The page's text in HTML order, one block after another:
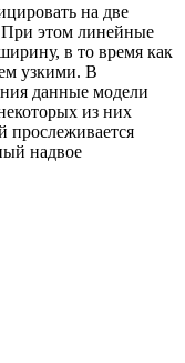
на две
При этом линейные
в то время как
узкими. В
данные модели
из них
прослеживается
надвое